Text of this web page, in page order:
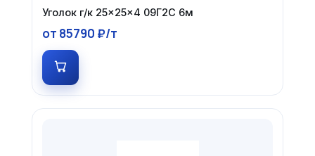
Уголок г/к 25×25×4 09Г2С 6м
от 85790 ₽/т